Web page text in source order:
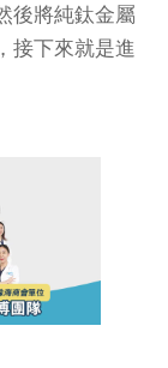
後將純鈦金屬
接下來就是進